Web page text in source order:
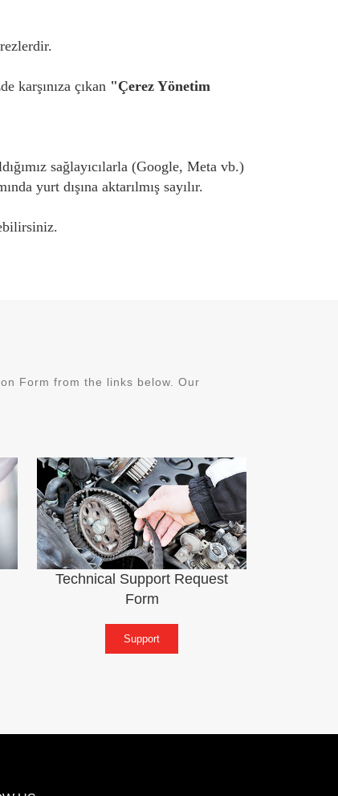
karşınıza çıkan "Çerez Yönetim
sağlayıcılarla (Google, Meta vb.)
yurt dışına aktarılmış sayılır.
Form from the links below. Our
Technical Support Request
Form
Support